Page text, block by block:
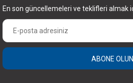
En son güncellemeleri ve teklifleri almak
ABONE OLUN